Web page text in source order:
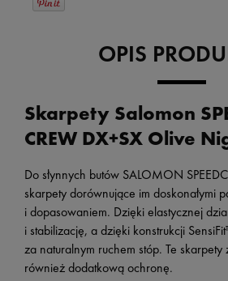
OPIS
Skarpety Salomon
CREW DX+SX Olive
Do słynnych butów SALOMON
skarpety dorównujące im doskonałymi
i dopasowaniem. Dzięki elastycznej
i stabilizację, a dzięki konstrukcji
za naturalnym ruchem stóp. Te
również dodatkową ochronę.